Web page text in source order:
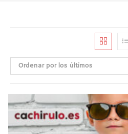
Ordenar por los últimos